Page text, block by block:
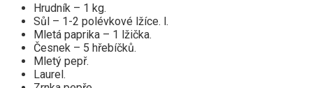
Hrudník – 1 kg.
Sůl – 1-2 polévkové lžíce. l.
Mletá paprika – 1 lžička.
Česnek – 5 hřebíčků.
Mletý pepř.
Laurel.